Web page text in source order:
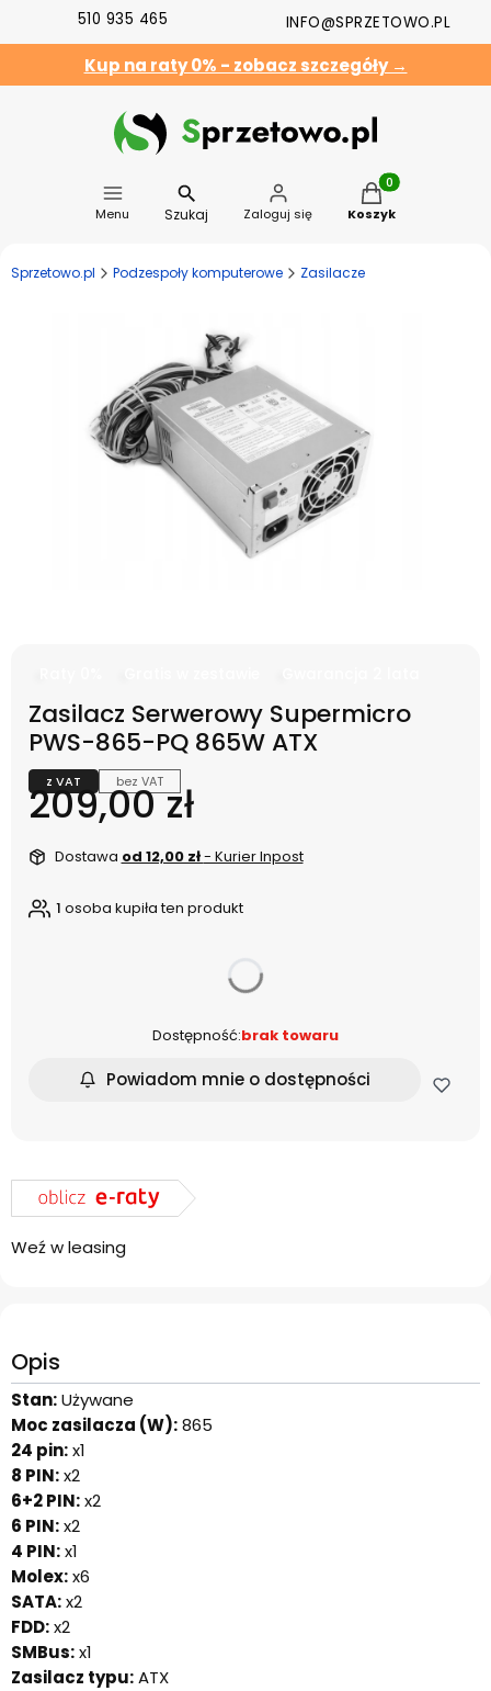
510 935 465 INFO@SPRZETOWO.PL
Kup na raty 0% - zobacz szczegóły →
Menu Szukaj Zaloguj się
Produkty w
Koszyk
Sprzetowo.pl Podzespoły komputerowe Zasilacze
Zasilacz Serwerowy Supermicro
PWS-865-PQ 865W ATX
z VAT bez VAT
Cena
209,00 zł
Dostawa od 12,00 zł- Kurier Inpost
1 osoba kupiła ten produkt
Dostępność:brak towaru
Powiadom mnie o dostępności
Weź w leasing
Opis
Stan:Używane
Moc zasilacza (W):865
24 pin:x1
8 PIN:x2
6+2 PIN:x2
6 PIN:x2
4 PIN:x1
Molex:x6
SATA:x2
FDD:x2
SMBus:x1
Zasilacz typu:ATX